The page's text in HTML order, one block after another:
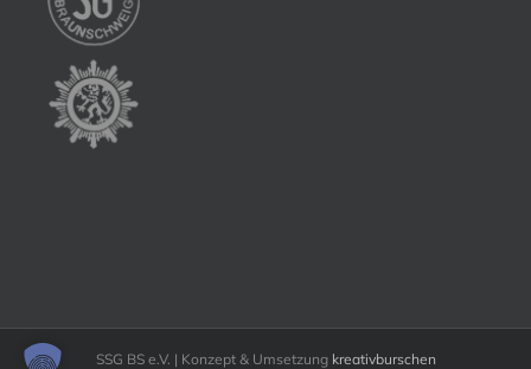
SSG BS e.V. | Konzept & Umsetzung kreativburschen